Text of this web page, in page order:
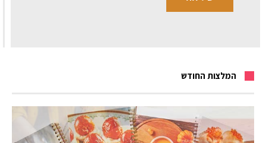
המלצות החודש